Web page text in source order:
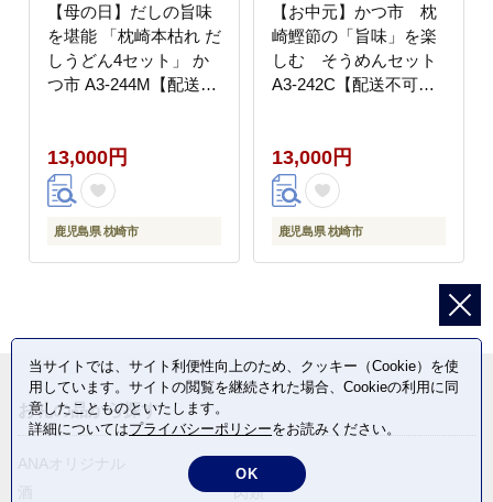
【母の日】だしの旨味
を堪能 「枕崎本枯れ だ
しうどん4セット」 か
つ市 A3-244M【配送不
13,000円
鹿児島県 枕崎市
【お中元】かつ市 枕
崎鰹節の「旨味」を楽
しむ そうめんセット
A3-242C【配送不可地
13,000円
鹿児島県 枕崎市
お礼の品から探す
肉類
当サイトでは、サイト利便性向上のため、クッキー（Cookie）を使
用しています。サイトの閲覧を継続された場合、Cookieの利用に同
意したことものといたします。
詳細についてはプライバシーポリシーをお読みください。
OK